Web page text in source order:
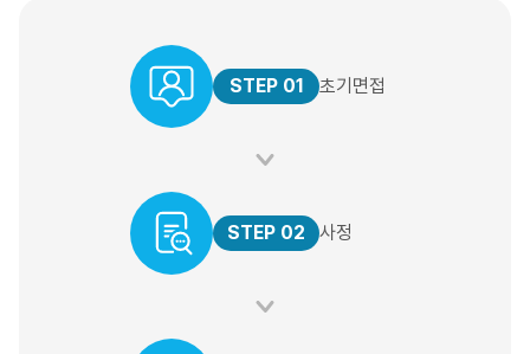
STEP 01 초기면접
STEP 02 사정